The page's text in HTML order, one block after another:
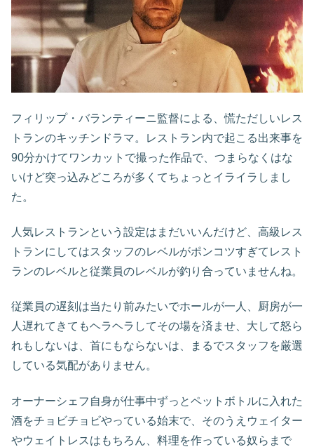
フィリップ・バランティーニ監督による、慌ただしいレス
トランのキッチンドラマ。レストラン内で起こる出来事を
90分かけてワンカットで撮った作品で、つまらなくはな
いけど突っ込みどころが多くてちょっとイライラしまし
た。
人気レストランという設定はまだいいんだけど、高級レス
トランにしてはスタッフのレベルがポンコツすぎてレスト
ランのレベルと従業員のレベルが釣り合っていませんね。
従業員の遅刻は当たり前みたいでホールが一人、厨房が一
人遅れてきてもヘラヘラしてその場を済ませ、大して怒ら
れもしないは、首にもならないは、まるでスタッフを厳選
している気配がありません。
オーナーシェフ自身が仕事中ずっとペットボトルに入れた
酒をチョビチョビやっている始末で、そのうえウェイター
やウェイトレスはもちろん、料理を作っている奴らまで